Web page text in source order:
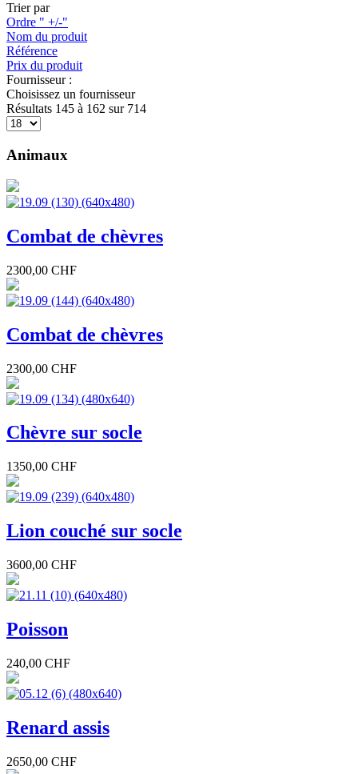
Trier par
Ordre " +/-"
Nom du produit
Référence
Prix du produit
Fournisseur :
Choisissez un fournisseur
Résultats 145 à 162 sur 714
Animaux
Combat de chèvres
2300,00 CHF
Combat de chèvres
2300,00 CHF
Chèvre sur socle
1350,00 CHF
Lion couché sur socle
3600,00 CHF
Poisson
240,00 CHF
Renard assis
2650,00 CHF